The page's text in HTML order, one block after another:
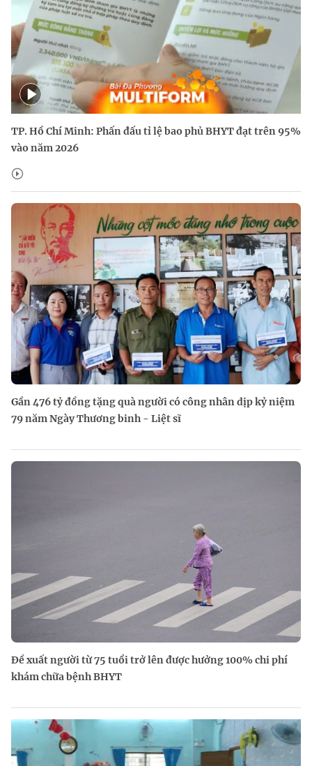
TP. Hồ Chí Minh: Phấn đấu tỉ lệ bao phủ BHYT đạt trên 95%
vào năm 2026
Gần 476 tỷ đồng tặng quà người có công nhân dịp kỷ niệm
79 năm Ngày Thương binh - Liệt sĩ
Đề xuất người từ 75 tuổi trở lên được hưởng 100% chi phí
khám chữa bệnh BHYT